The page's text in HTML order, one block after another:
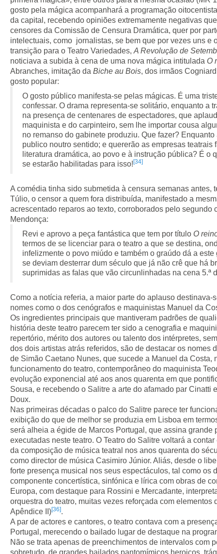
gosto pela mágica acompanhará a programação
da capital, recebendo opiniões extremamente negativas
censores da Comissão de Censura Dramática, quer por
intelectuais, como jornalistas, se bem que por vezes uns e
transição para o Teatro Variedades, A Revolução de
noticiava a subida à cena de uma nova mágica intitulada O
Abranches, imitação da Biche au Bois, dos irmãos
gosto popular:
O gosto público manifesta-se pelas mágicas. É uma
confessar. O drama representa-se solitário, enquanto a
na presença de centenares de espectadores, que
maquinista e do carpinteiro, sem lhe importar cousa
no remanso do gabinete produziu. Que fazer?
publico noutro sentido; e quererão as empresas teatrais
literatura dramática, ao povo e à instrução pública? É o
se estarão habilitadas para isso! [34]
A comédia tinha sido submetida à censura semanas antes,
Túlio, o censor a quem fora distribuída, manifestado a
acrescentado reparos ao texto, corroborados pelo segundo
Mendonça:
Revi e aprovo a peça fantástica que tem por título O
termos de se licenciar para o teatro a que se destina,
infelizmente o povo miúdo e também o graúdo dá a
se deviam desterrar dum século que já não crê que há
suprimidas as falas que vão circunlinhadas na cena 5.ª
Como a notícia referia, a maior parte do aplauso destinava-
nomes como o dos cenógrafos e maquinistas Manuel da
Os ingredientes principais que mantiveram padrões de
história deste teatro parecem ter sido a cenografia e
repertório, mérito dos autores ou talento dos intérpretes,
dos dois artistas atrás referidos, são de destacar os nomes
de Simão Caetano Nunes, que sucede a Manuel da Costa,
funcionamento do teatro, contemporâneo do maquinista
evolução exponencial até aos anos quarenta em que
Sousa, e recebendo o Salitre a arte do afamado par Cinatti
Doux.
Nas primeiras décadas o palco do Salitre parece ter
exibição do que de melhor se produzia em Lisboa em
será alheia a égide de Marcos Portugal, que assina grande
executadas neste teatro. O Teatro do Salitre voltará a
da composição de música teatral nos anos quarenta do
como director de música Casimiro Júnior. Aliás, desde o
forte presença musical nos seus espectáculos, tal como os
componente concertística, sinfónica e lírica com obras de
Europa, com destaque para Rossini e Mercadante,
orquestra do teatro, muitas vezes reforçada com elementos
Apêndice II)[36].
A par de actores e cantores, o teatro contava com a
Portugal, merecendo o bailado lugar de destaque na
Não se trata apenas de preenchimentos de intervalos com
sobretudo, de grandes bailados pantomímicos heroicos,